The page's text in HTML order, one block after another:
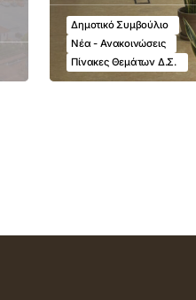
Δημοτικό Συμβούλιο
Νέα - Ανακοινώσεις
Πίνακες Θεμάτων Δ.Σ.